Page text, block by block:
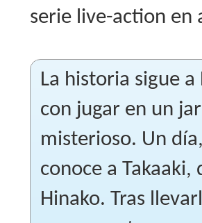
serie live-action en
La historia sigue
con jugar en un
misterioso. Un
conoce a
Hinako. Tras